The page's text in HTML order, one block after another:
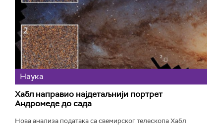
Наука
Хабл направио најдетаљнији портрет
Андромеде до сада
Нова анализа података са свемирског телескопа Хабл